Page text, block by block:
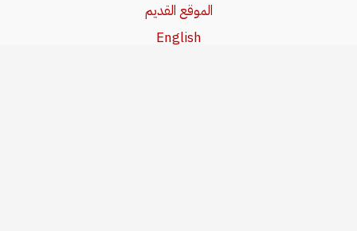
الموقع القديم
English